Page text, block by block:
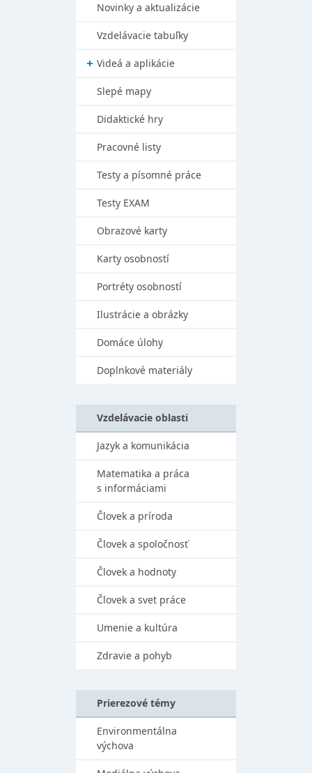
Novinky a aktualizácie
Vzdelávacie tabuľky
Videá a aplikácie
Slepé mapy
Didaktické hry
Pracovné listy
Testy a písomné práce
Testy EXAM
Obrazové karty
Karty osobností
Portréty osobností
Ilustrácie a obrázky
Domáce úlohy
Doplnkové materiály
Vzdelávacie oblasti
Jazyk a komunikácia
Matematika a práca
s informáciami
Človek a príroda
Človek a spoločnosť
Človek a hodnoty
Človek a svet práce
Umenie a kultúra
Zdravie a pohyb
Prierezové témy
Environmentálna
výchova